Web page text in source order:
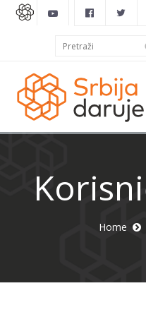
form
Home